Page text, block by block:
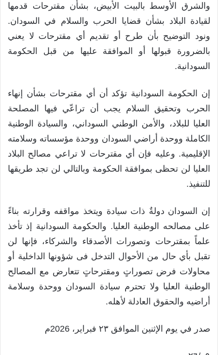
والشرق الأوسط بالبيت الأبيض، بشأن مقترحات قدمها
لقيادة البلاد بشأن قضايا الحرب والسلام في السودان.
ونود التوضيح بأن طرح أو تقديم أي مقترحات لا يعني
بالضرورة قبولها أو الموافقة عليها من قبل الحكومة
السودانية.
إن الحكومة السودانية تؤكد أن أي مقترحات بشأن إنهاء
الحرب وتحقيق السلام يجب أن تراعّي فيها المصلحة
العليا للبلاد، والأمن الوطني السوداني، والسيادة الوطنية
الكاملة ووحدة أراضي السودان ووحدة مؤسساته وسلامته
الإقليمية. وعليه فإن أي مقترحات لا تراعي مصالح البلاد
العليا لن تحظى بموافقة الحكومة وبالتالي لن تجد طريقها
للتنفيذ.
إن السودان دولةٌ ذات سيادة ويتخذ مواقفه وقرارته بناءً
على مصالحه الوطنية العليا. والحكومة السودانية إذ تأخذ
علماً بمقترحات وتصورات الأصدقاء والشركاء، فإنها لن
تقبل بأي حال من الأحوال التدخل فى شؤونها الداخلية أو
محاولات فرض تصوراتٍ ومقترحاتٍ تتعارض مع المصالح
الوطنية العليا ولا تحترم سيادة السودان ووحدة وسلامة
أراضيه والحقوق العادلة لأهله.
صدر في يوم الإثنين الموافق ٢٣ فبراير، 2026م